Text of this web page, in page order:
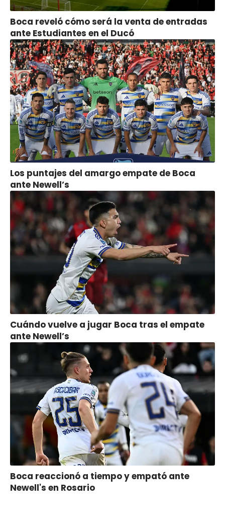
Boca reveló cómo será la venta de entradas
ante Estudiantes en el Ducó
Los puntajes del amargo empate de Boca
ante Newell’s
Cuándo vuelve a jugar Boca tras el empate
ante Newell’s
Boca reaccionó a tiempo y empató ante
Newell's en Rosario